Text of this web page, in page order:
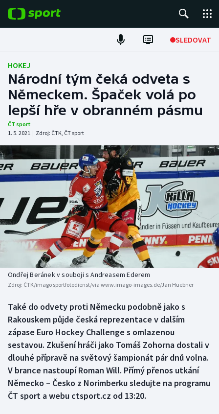
SLEDOVAT
Fotbal
Hokej
Tenis
Atletika
Cyklistika
DALŠÍ SPORTY
Americký fotbal
Baseball a softbal
Basketbal
Biatlon
Box
Curling
Dostihy
Florbal
NEPŘEHLÉDNĚTE
Soutěže
Historické návraty
Aplikace ČT sport
HOKEJ
Národní tým čeká odveta s
Německem. Špaček volá po
lepší hře v obranném pásmu
ČT sport
1. 5. 2021 | Zdroj: ČTK, ČT sport
Ondřej Beránek v souboji s Andreasem Ederem
Zdroj: ČTK/imago sportfotodienst/via www.imago-images.de/Jan Huebner
Také do odvety proti Německu podobně jako s
Rakouskem půjde česká reprezentace v dalším
zápase Euro Hockey Challenge s omlazenou
sestavou. Zkušení hráči jako Tomáš Zohorna dostali v
dlouhé přípravě na světový šampionát pár dnů volna.
V brance nastoupí Roman Will. Přímý přenos utkání
Německo – Česko z Norimberku sledujte na programu
ČT sport a webu ctsport.cz od 13:20.